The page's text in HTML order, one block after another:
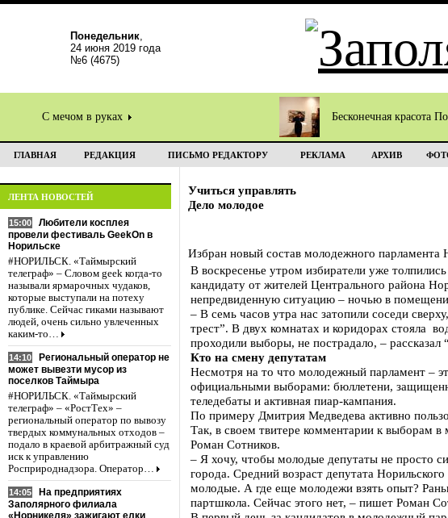
Понедельник,
24 июня 2019 года
№6 (4675)
С мечом в руках Бесконечная красота
ГЛАВНАЯ РЕДАКЦИЯ ПИСЬМО РЕДАКТОРУ РЕКЛАМА АРХИВ
ЛЕНТА НОВОСТЕЙ
15:00
Любители косплея
провели фестиваль GeekOn в
Норильске
#НОРИЛЬСК. «Таймырский
телеграф» – Словом geek когда-то
называли ярмарочных чудаков,
которые выступали на потеху
публике. Сейчас гиками называют
людей, очень сильно увлеченных
каким-то…
14:10
Региональный оператор не
может вывезти мусор из
поселков Таймыра
#НОРИЛЬСК. «Таймырский
телеграф» – «РостТех» –
региональный оператор по вывозу
твердых коммунальных отходов –
подало в краевой арбитражный суд
иск к управлению
Росприроднадзора. Оператор…
14:05
На предприятиях
Заполярного филиала
«Норникеля» зажигают елки
Учиться управлять
Дело молодое
Избран новый состав молодежного
В воскресенье утром избиратели уже
кандидату от жителей Центрального района
непредвиденную ситуацию – ночью в
– В семь часов утра нас затопили соседи
трест”. В двух комнатах и коридорах стояла
проходили выборы, не пострадало, –
Кто на смену депутатам
Несмотря на то что молодежный парламент –
официальными выборами: бюллетени,
теледебаты и активная пиар-кампания.
По примеру Дмитрия Медведева активно
Так, в своем твитере комментарии к выборам в
Роман Сотников.
– Я хочу, чтобы молодые депутаты не просто
города. Средний возраст депутата
молодые. А где еще молодежи взять опыт?
партшкола. Сейчас этого нет, – пишет Роман